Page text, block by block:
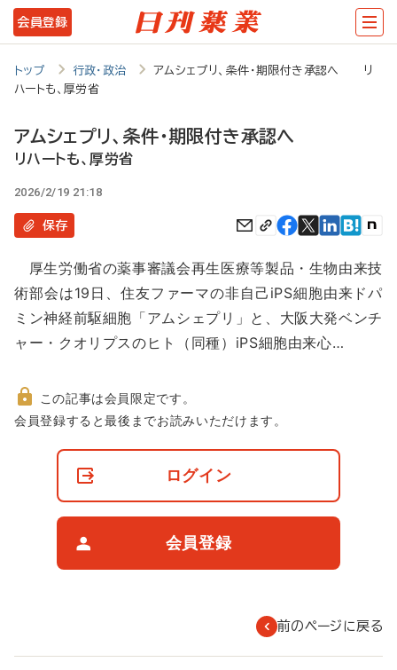
メ
イ
ン
ツ
に
動
会員登録
トップ 行政・政治
アムシェプリ、条件・期限付き承認へ リ
ハートも、厚労省
アムシェプリ、条件・期限付き承認へ
リハートも、厚労省
2026/2/19 21:18
保存
厚生労働省の薬事審議会再生医療等製品・生物由来技
術部会は19日、住友ファーマの非自己iPS細胞由来ドパ
ミン神経前駆細胞「アムシェプリ」と、大阪大発ベンチ
ャー・クオリプスのヒト（同種）iPS細胞由来心…
非
この記事は会員限定です。
会員登録すると最後までお読みいただけます。
ログイン
会員登録
前のページに戻る